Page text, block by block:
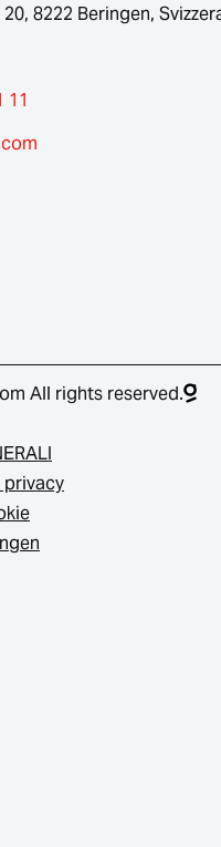
8222 Beringen,
11
All rights reserved.
privacy